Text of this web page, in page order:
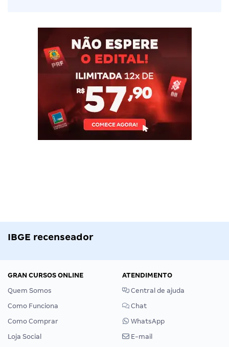
IBGE recenseador
GRAN CURSOS ONLINE
Quem Somos
Como Funciona
Como Comprar
Loja Social
ATENDIMENTO
Central de ajuda
Chat
WhatsApp
E-mail